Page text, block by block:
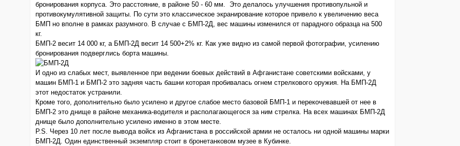
бронирования корпуса. Это расстояние, в районе 50 - 60 мм. Это делалось улучшения противопульной и
противокумулятивной защиты. По сути это классическое экранирование которое привело к увеличению веса
БМП но вполне в рамках разумного. В случае с БМП-2Д, вес машины изменился от парадного образца на 500
кг.
БМП-2 весит 14 000 кг, а БМП-2Д весит 14 500+2% кг. Как уже видно из самой первой фотографии, усилению
бронирования подверглись борта машины.
И одно из слабых мест, выявленное при ведении боевых действий в Афганистане советскими войсками, у
машин БМП-1 и БМП-2 это задняя часть башни которая пробивалась огнем стрелкового оружия. На БМП-2Д
этот недостаток устранили.
Кроме того, дополнительно было усилено и другое слабое место базовой БМП-1 и перекочевавшей от нее в
БМП-2 это днище в районе механика-водителя и располагающегося за ним стрелка. На всех машинах БМП-2Д
днище было дополнительно усилено именно в этом месте.
P.S. Через 10 лет после вывода войск из Афганистана в российской армии не осталось ни одной машины марки
БМП-2Д. Один единственный экземпляр стоит в бронетанковом музее в Кубинке.